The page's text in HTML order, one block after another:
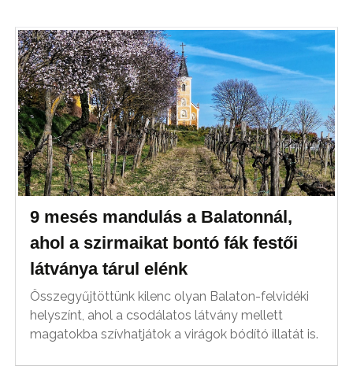
9 mesés mandulás a Balatonnál,
ahol a szirmaikat bontó fák festői
látványa tárul elénk
Összegyűjtöttünk kilenc olyan Balaton-felvidéki
helyszínt, ahol a csodálatos látvány mellett
magatokba szívhatjátok a virágok bódító illatát is.